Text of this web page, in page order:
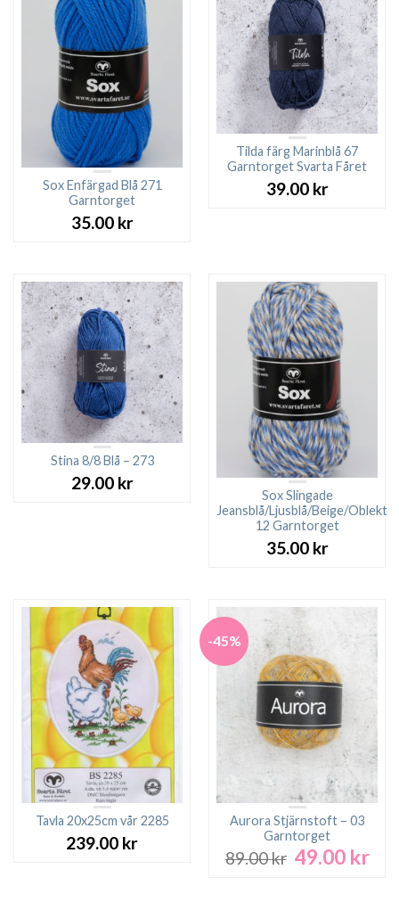
Sox Enfärgad Blå 271
Garntorget
35.00 kr
Tilda färg Marinblå 67
Garntorget Svarta Fåret
39.00 kr
Stina 8/8 Blå – 273
29.00 kr
Sox Slingade
Jeansblå/Ljusblå/Beige/Oblekt
12 Garntorget
35.00 kr
Tavla 20x25cm vår 2285
239.00 kr
-45%
Aurora Stjärnstoft – 03
Garntorget
89.00kr Det
49.00 krDet